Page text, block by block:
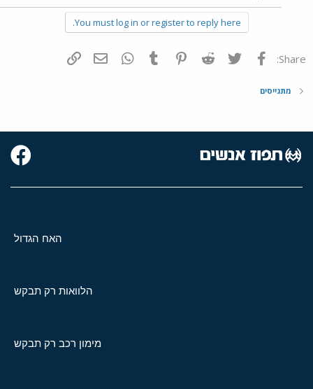
You must log in or register to reply here.
Share: פייסבוק Twitter
Reddit
Pinterest
Tumblr
WhatsAppדואר אלקטרוני
מתגייסים
האח הגדול
הלוואות רק תבקש
מימון רכב רק תבקש